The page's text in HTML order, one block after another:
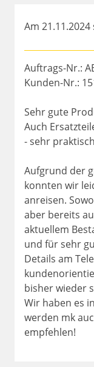
Am
Auftrags-Nr.:
Kunden-Nr.:
Sehr gute
Auch
- sehr
Aufgrund der
konnten wir
anreisen.
aber bereits
aktuellem
und für sehr
Details am
bisher wieder
Wir haben es
werden mk
empfehlen!